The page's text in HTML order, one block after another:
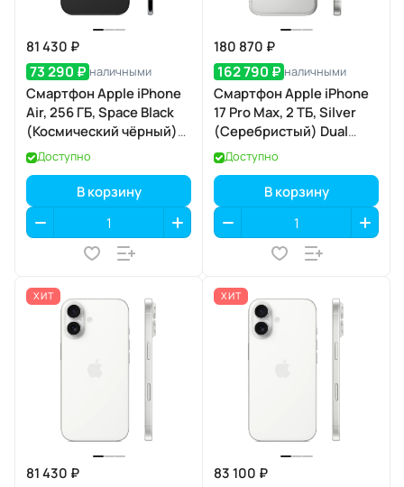
81 430 ₽
73 290 ₽ наличными
Смартфон Apple iPhone
Air, 256 ГБ, Space Black
(Космический чёрный)
Dual eSIM
Доступно
В корзину
180 870 ₽
162 790 ₽ наличными
Смартфон Apple iPhone
17 Pro Max, 2 ТБ, Silver
(Серебристый) Dual
eSIM
Доступно
В корзину
ХИТ
81 430 ₽
ХИТ
83 100 ₽